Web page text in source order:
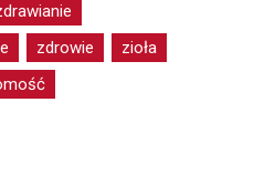
zdrowie
zioła